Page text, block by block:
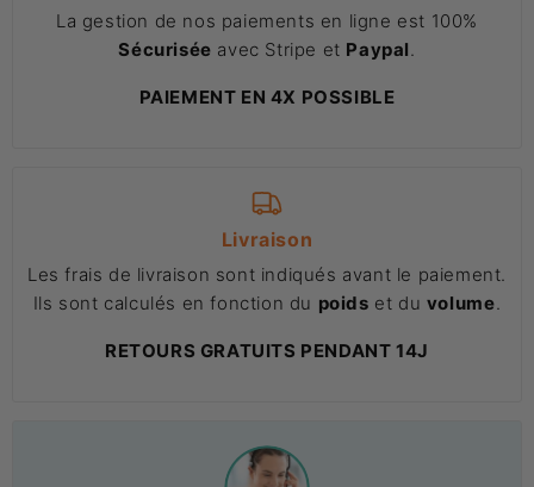
La gestion de nos paiements en ligne est 100%
Sécurisée avec Stripe et Paypal
PAIEMENT EN 4X POSSIBLE
Livraison
Les frais de livraison sont indiqués avant le paiement.
Ils sont calculés en fonction du poids et du volume
RETOURS GRATUITS PENDANT 14J